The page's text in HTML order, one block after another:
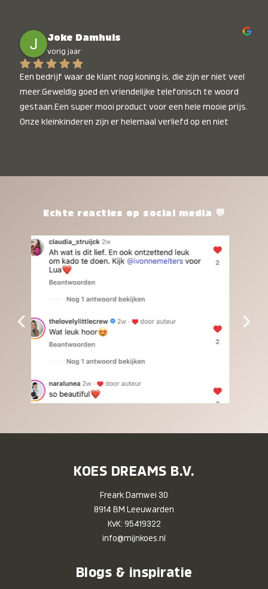
Joke Damhuis
vorig jaar
Een bedrijf waar de klant nog koning is, die zijn er niet veel
meer.Geweldig goed en vriendelijke telefonisch te woord
gestaan.Een super mooi product voor een hele mooie prijs.
Onze kleinkinderen zijn er helemaal verliefd op en niet
het waard.Echte reacties op social media 💬
‹ ›
KOES DREAMS B.V.
Freark Damwei 30
8914 BM Leeuwarden
KvK: 95419322
info@mijnkoes.nl
Blogs & inspiratie